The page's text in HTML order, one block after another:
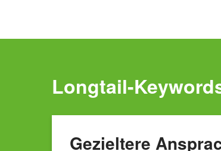
Longtail-
Gezieltere